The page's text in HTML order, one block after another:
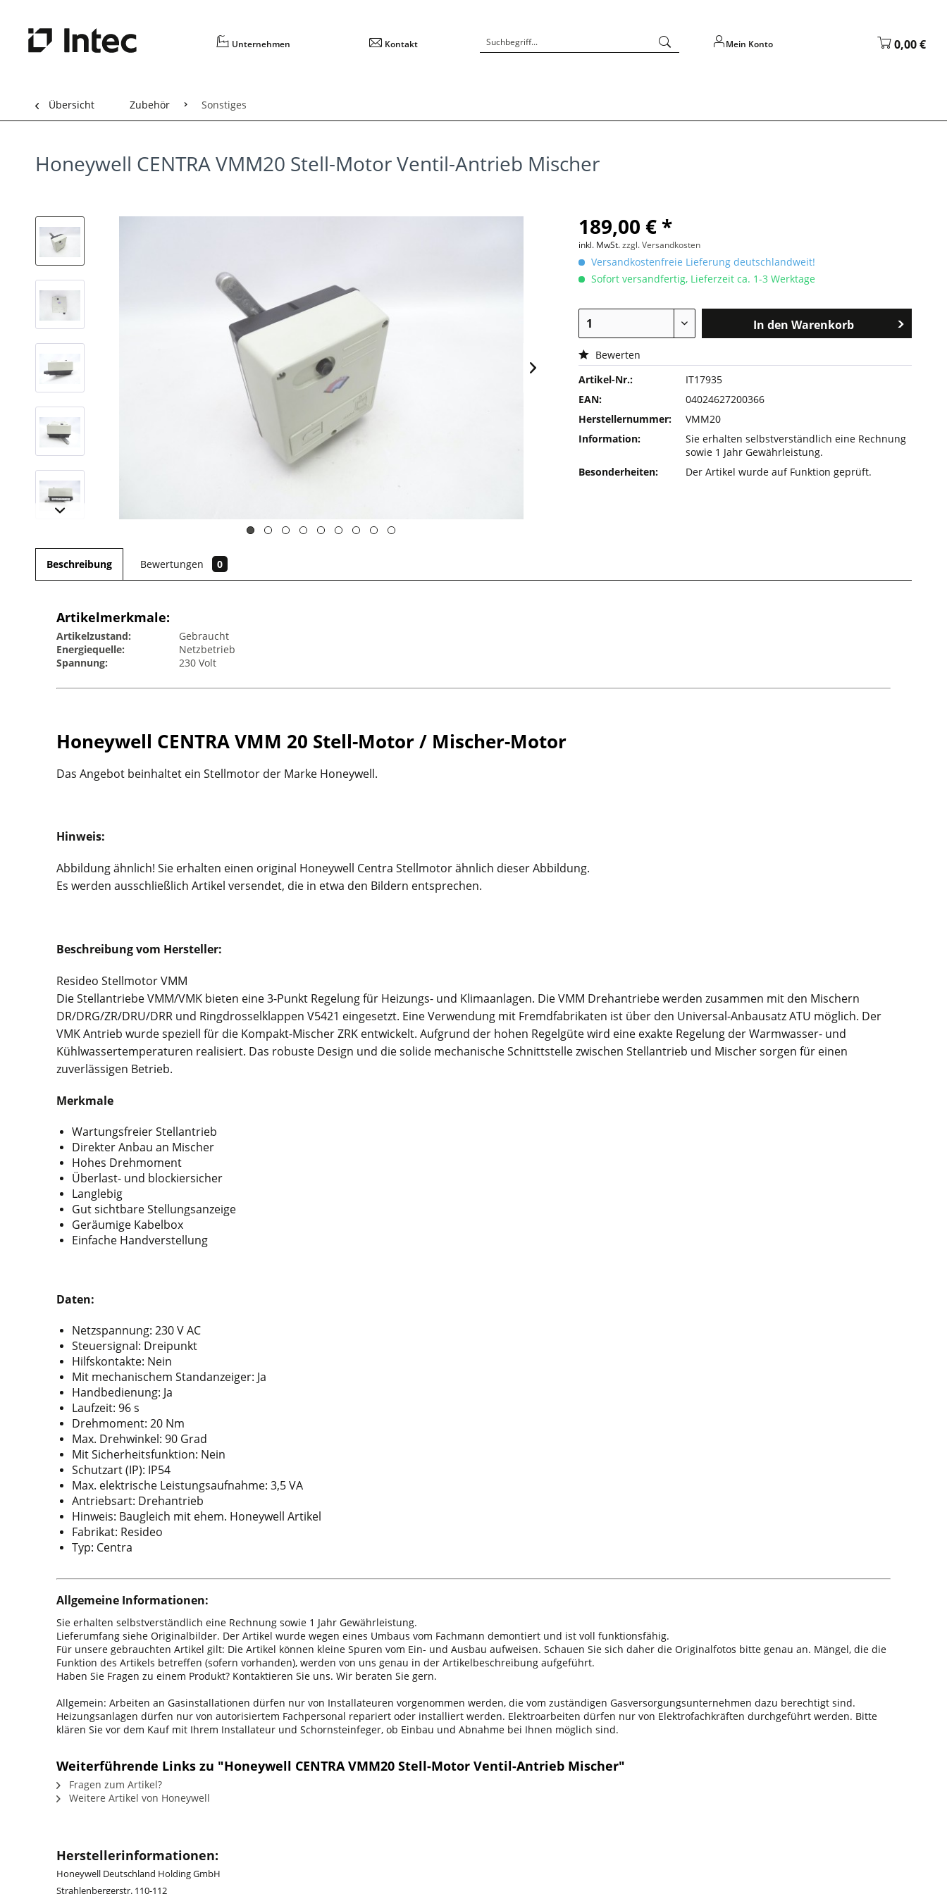
Unternehmen Kontakt Mein Konto 0,00 €
Übersicht Zubehör Sonstiges
Honeywell CENTRA VMM20 Stell-Motor Ventil-Antrieb Mischer
189,00 € *
inkl. MwSt.zzgl. Versandkosten
Versandkostenfreie Lieferung deutschlandweit!
Sofort versandfertig, Lieferzeit ca. 1-3 Werktage
In den Warenkorb
Bewerten
Artikel-Nr.:
IT17935
EAN:
04024627200366
Herstellernummer:
VMM20
Information:
Sie erhalten selbstverständlich eine Rechnung
sowie 1 Jahr Gewährleistung.
Besonderheiten:
Der Artikel wurde auf Funktion geprüft.
Beschreibung Bewertungen 0
Artikelmerkmale:
Artikelzustand:
Gebraucht
Energiequelle:
Netzbetrieb
Spannung:
230 Volt
Honeywell CENTRA VMM 20 Stell-Motor / Mischer-Motor
Das Angebot beinhaltet ein Stellmotor der Marke Honeywell.
Hinweis:
Abbildung ähnlich! Sie erhalten einen original Honeywell Centra Stellmotor ähnlich dieser Abbildung.
Es werden ausschließlich Artikel versendet, die in etwa den Bildern entsprechen.
Beschreibung vom Hersteller:
Resideo Stellmotor VMM
Die Stellantriebe VMM/VMK bieten eine 3-Punkt Regelung für Heizungs- und Klimaanlagen. Die VMM Drehantriebe werden zusammen mit den Mischern
DR/DRG/ZR/DRU/DRR und Ringdrosselklappen V5421 eingesetzt. Eine Verwendung mit Fremdfabrikaten ist über den Universal-Anbausatz ATU möglich. Der
VMK Antrieb wurde speziell für die Kompakt-Mischer ZRK entwickelt. Aufgrund der hohen Regelgüte wird eine exakte Regelung der Warmwasser- und
Kühlwassertemperaturen realisiert. Das robuste Design und die solide mechanische Schnittstelle zwischen Stellantrieb und Mischer sorgen für einen
zuverlässigen Betrieb.
Merkmale
Wartungsfreier Stellantrieb
Direkter Anbau an Mischer
Hohes Drehmoment
Überlast- und blockiersicher
Langlebig
Gut sichtbare Stellungsanzeige
Geräumige Kabelbox
Einfache Handverstellung
Daten:
Netzspannung: 230 V AC
Steuersignal: Dreipunkt
Hilfskontakte: Nein
Mit mechanischem Standanzeiger: Ja
Handbedienung: Ja
Laufzeit: 96 s
Drehmoment: 20 Nm
Max. Drehwinkel: 90 Grad
Mit Sicherheitsfunktion: Nein
Schutzart (IP): IP54
Max. elektrische Leistungsaufnahme: 3,5 VA
Antriebsart: Drehantrieb
Hinweis: Baugleich mit ehem. Honeywell Artikel
Fabrikat: Resideo
Typ: Centra
Allgemeine Informationen:
Sie erhalten selbstverständlich eine Rechnung sowie 1 Jahr Gewährleistung.
Lieferumfang siehe Originalbilder. Der Artikel wurde wegen eines Umbaus vom Fachmann demontiert und ist voll funktionsfähig.
Für unsere gebrauchten Artikel gilt: Die Artikel können kleine Spuren vom Ein- und Ausbau aufweisen. Schauen Sie sich daher die Originalfotos bitte genau an. Mängel, die die
Funktion des Artikels betreffen (sofern vorhanden), werden von uns genau in der Artikelbeschreibung aufgeführt.
Haben Sie Fragen zu einem Produkt? Kontaktieren Sie uns. Wir beraten Sie gern.
Allgemein: Arbeiten an Gasinstallationen dürfen nur von Installateuren vorgenommen werden, die vom zuständigen Gasversorgungsunternehmen dazu berechtigt sind.
Heizungsanlagen dürfen nur von autorisiertem Fachpersonal repariert oder installiert werden. Elektroarbeiten dürfen nur von Elektrofachkräften durchgeführt werden. Bitte
klären Sie vor dem Kauf mit Ihrem Installateur und Schornsteinfeger, ob Einbau und Abnahme bei Ihnen möglich sind.
Weiterführende Links zu "Honeywell CENTRA VMM20 Stell-Motor Ventil-Antrieb Mischer"
Fragen zum Artikel?
Weitere Artikel von Honeywell
Herstellerinformationen:
Honeywell Deutschland Holding GmbH
Strahlenbergerstr. 110-112